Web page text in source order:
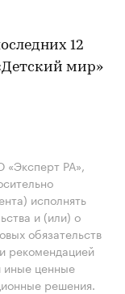
12
мир»
«Эксперт РА»,
исполнять
и (или) о
обязательств
рекомендацией
иные ценные
решения.